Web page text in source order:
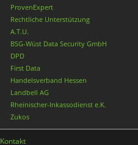
ProvenExpert
Rechtliche Unterstützung
A.T.U.
BSG-Wüst Data Security GmbH
DPD
First Data
Handelsverband Hessen
Landbell AG
Rheinischer-Inkassodienst e.K.
Zukos
Kontakt